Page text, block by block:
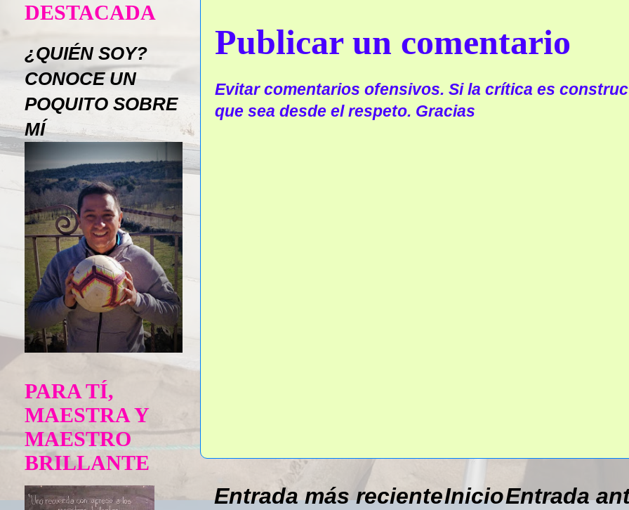
Publicar un comentario
Evitar comentarios ofensivos. Si la crítica es
que sea desde el respeto. Gracias
Entrada más reciente Entrada
Inicio
DESTACADA
¿QUIÉN SOY?
CONOCE UN
POQUITO SOBRE
MÍ
PARA TÍ,
MAESTRA Y
MAESTRO
BRILLANTE